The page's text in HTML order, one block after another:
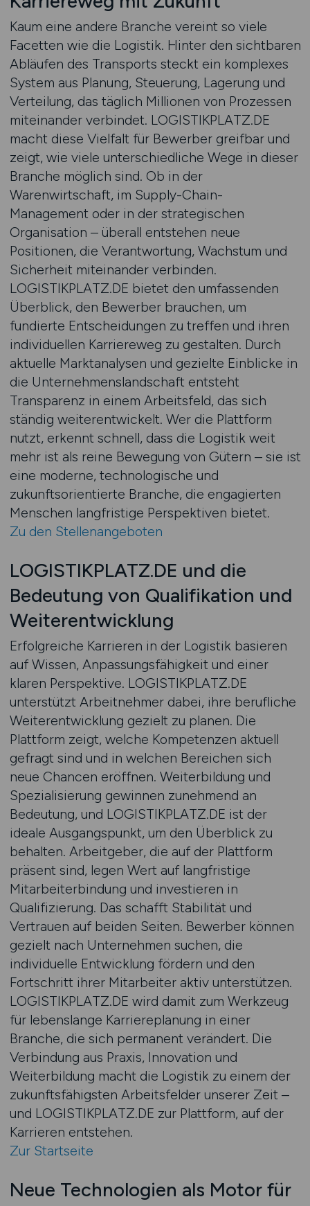
Kaum eine andere Branche vereint so viele
Facetten wie die Logistik. Hinter den sichtbaren
Abläufen des Transports steckt ein komplexes
System aus Planung, Steuerung, Lagerung und
Verteilung, das täglich Millionen von Prozessen
miteinander verbindet. LOGISTIKPLATZ.DE
macht diese Vielfalt für Bewerber greifbar und
zeigt, wie viele unterschiedliche Wege in dieser
Branche möglich sind. Ob in der
Warenwirtschaft, im Supply-Chain-
Management oder in der strategischen
Organisation – überall entstehen neue
Positionen, die Verantwortung, Wachstum und
Sicherheit miteinander verbinden.
LOGISTIKPLATZ.DE bietet den umfassenden
Überblick, den Bewerber brauchen, um
fundierte Entscheidungen zu treffen und ihren
individuellen Karriereweg zu gestalten. Durch
aktuelle Marktanalysen und gezielte Einblicke in
die Unternehmenslandschaft entsteht
Transparenz in einem Arbeitsfeld, das sich
ständig weiterentwickelt. Wer die Plattform
nutzt, erkennt schnell, dass die Logistik weit
mehr ist als reine Bewegung von Gütern – sie ist
eine moderne, technologische und
zukunftsorientierte Branche, die engagierten
Menschen langfristige Perspektiven bietet.
Zu den Stellenangeboten
LOGISTIKPLATZ.DE und die
Bedeutung von Qualifikation und
Weiterentwicklung
Erfolgreiche Karrieren in der Logistik basieren
auf Wissen, Anpassungsfähigkeit und einer
klaren Perspektive. LOGISTIKPLATZ.DE
unterstützt Arbeitnehmer dabei, ihre berufliche
Weiterentwicklung gezielt zu planen. Die
Plattform zeigt, welche Kompetenzen aktuell
gefragt sind und in welchen Bereichen sich
neue Chancen eröffnen. Weiterbildung und
Spezialisierung gewinnen zunehmend an
Bedeutung, und LOGISTIKPLATZ.DE ist der
ideale Ausgangspunkt, um den Überblick zu
behalten. Arbeitgeber, die auf der Plattform
präsent sind, legen Wert auf langfristige
Mitarbeiterbindung und investieren in
Qualifizierung. Das schafft Stabilität und
Vertrauen auf beiden Seiten. Bewerber können
gezielt nach Unternehmen suchen, die
individuelle Entwicklung fördern und den
Fortschritt ihrer Mitarbeiter aktiv unterstützen.
LOGISTIKPLATZ.DE wird damit zum Werkzeug
für lebenslange Karriereplanung in einer
Branche, die sich permanent verändert. Die
Verbindung aus Praxis, Innovation und
Weiterbildung macht die Logistik zu einem der
zukunftsfähigsten Arbeitsfelder unserer Zeit –
und LOGISTIKPLATZ.DE zur Plattform, auf der
Karrieren entstehen.
Zur Startseite
Neue Technologien als Motor für